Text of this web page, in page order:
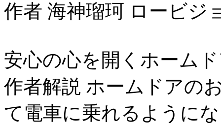
作者 海神瑠珂 ロービジ
安心の心を開くホーム
作者解説 ホームドアの
て電車に乗れるように